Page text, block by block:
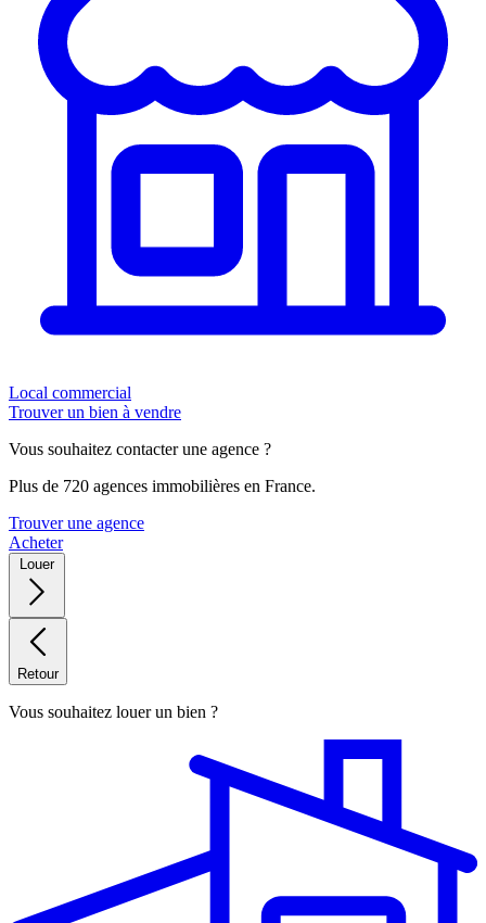
Local commercial
Trouver un bien à vendre
Vous souhaitez contacter une agence ?
Plus de 720 agences immobilières en France.
Trouver une agence
Acheter
Louer
Retour
Vous souhaitez louer un bien ?